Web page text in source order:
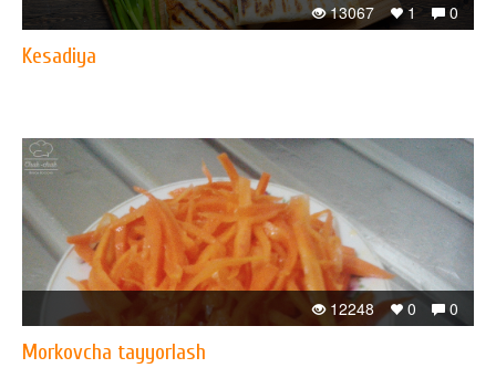
0
1
13067
Kesadiya
0
0
12248
Morkovcha tayyorlash